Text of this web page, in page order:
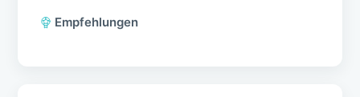
Empfehlungen